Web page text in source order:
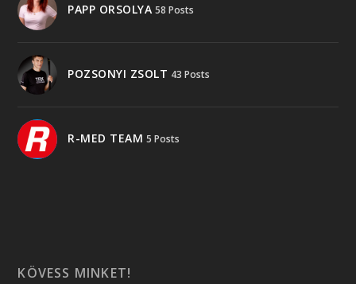
PAPP ORSOLYA 58 Posts
POZSONYI ZSOLT 43 Posts
R-MED TEAM 5 Posts
KÖVESS MINKET!